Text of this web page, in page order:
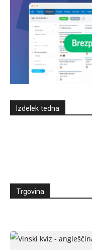
Izdelek tedna
Trgovina